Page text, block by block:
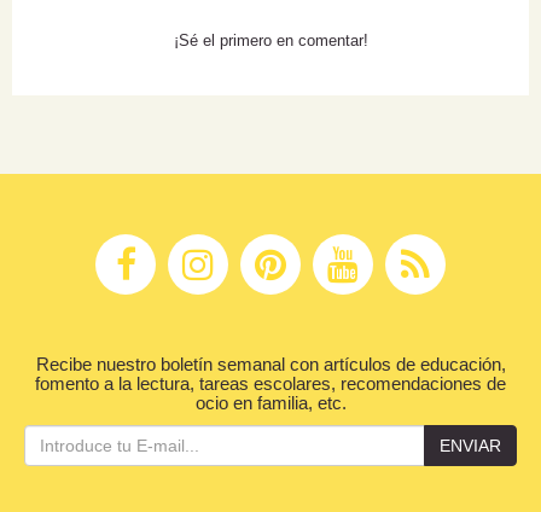
¡Sé el primero en comentar!
Recibe nuestro boletín semanal con artículos de educación,
fomento a la lectura, tareas escolares, recomendaciones de
ocio en familia, etc.
ENVIAR